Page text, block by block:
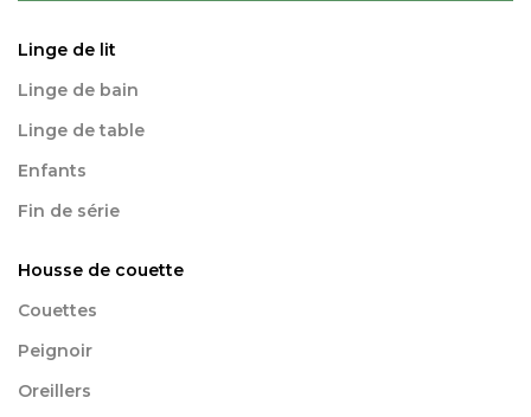
Linge de lit
Linge de bain
Linge de table
Enfants
Fin de série
Housse de couette
Couettes
Peignoir
Oreillers